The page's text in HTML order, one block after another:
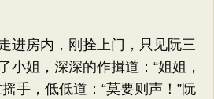
房内，刚拴上门，只见阮三
小姐，深深的作揖道：“姐姐，
手，低低道：“莫要则声！”阮